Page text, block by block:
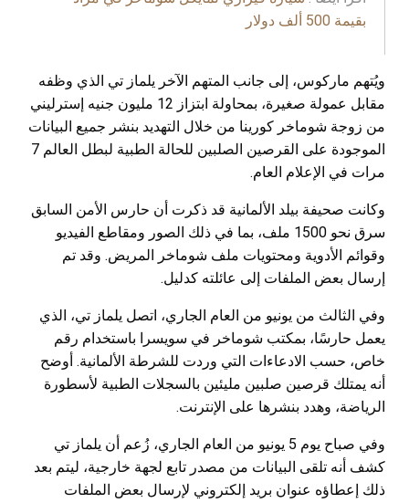
بقيمة 500 ألف دولار
ويُتهم ماركوس، إلى جانب المتهم الآخر يلماز تي الذي وظفه
مقابل عمولة صغيرة، بمحاولة ابتزاز 12 مليون جنيه إسترليني
من زوجة شوماخر كورينا من خلال التهديد بنشر جميع البيانات
الموجودة على القرصين الصلبين للحالة الطبية لبطل العالم 7
مرات في الإعلام العام.
وكانت صحيفة بيلد الألمانية قد ذكرت أن حارس الأمن السابق
سرق نحو 1500 ملف، بما في ذلك الصور ومقاطع الفيديو
وقوائم الأدوية ومحتويات ملف شوماخر المريض. وقد تم
إرسال بعض الملفات إلى عائلته كدليل.
وفي الثالث من يونيو من العام الجاري، اتصل يلماز تي، الذي
يعمل حارسًا، بمكتب شوماخر في سويسرا باستخدام رقم
خاص، حسب الادعاءات التي وردت للشرطة الألمانية. أوضح
أنه يمتلك قرصين صلبين مليئين بالسجلات الطبية لأسطورة
الرياضة، وهدد بنشرها على الإنترنت.
وفي صباح يوم 5 يونيو من العام الجاري، زُعم أن يلماز تي
كشف أنه تلقى البيانات من مصدر تابع لجهة خارجية، ليتم بعد
ذلك إعطاؤه عنوان بريد إلكتروني لإرسال بعض الملفات